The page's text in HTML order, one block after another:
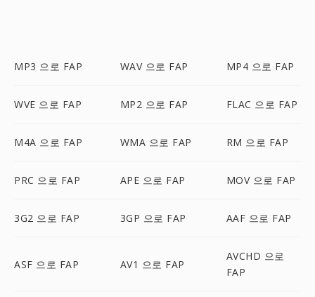
MP3 으로 FAP WAV 으로 FAP MP4 으로 FAP
WVE 으로 FAP MP2 으로 FAP FLAC 으로 FAP
M4A 으로 FAP WMA 으로 FAP RM 으로 FAP
PRC 으로 FAP APE 으로 FAP MOV 으로 FAP
3G2 으로 FAP 3GP 으로 FAP AAF 으로 FAP
ASF 으로 FAP AV1 으로 FAP
AVCHD 으로
FAP